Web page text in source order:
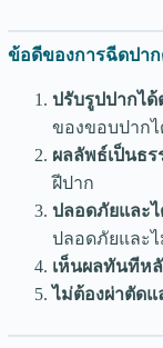
ข้อดีของการฉีดปาก
ปรับรูปปากไ
ของขอบปากไ
ผลลัพธ์เป็นธ
ฝีปาก
ปลอดภัยและ
ปลอดภัยและ
เห็นผลทันทีห
ไม่ต้องผ่าตัด